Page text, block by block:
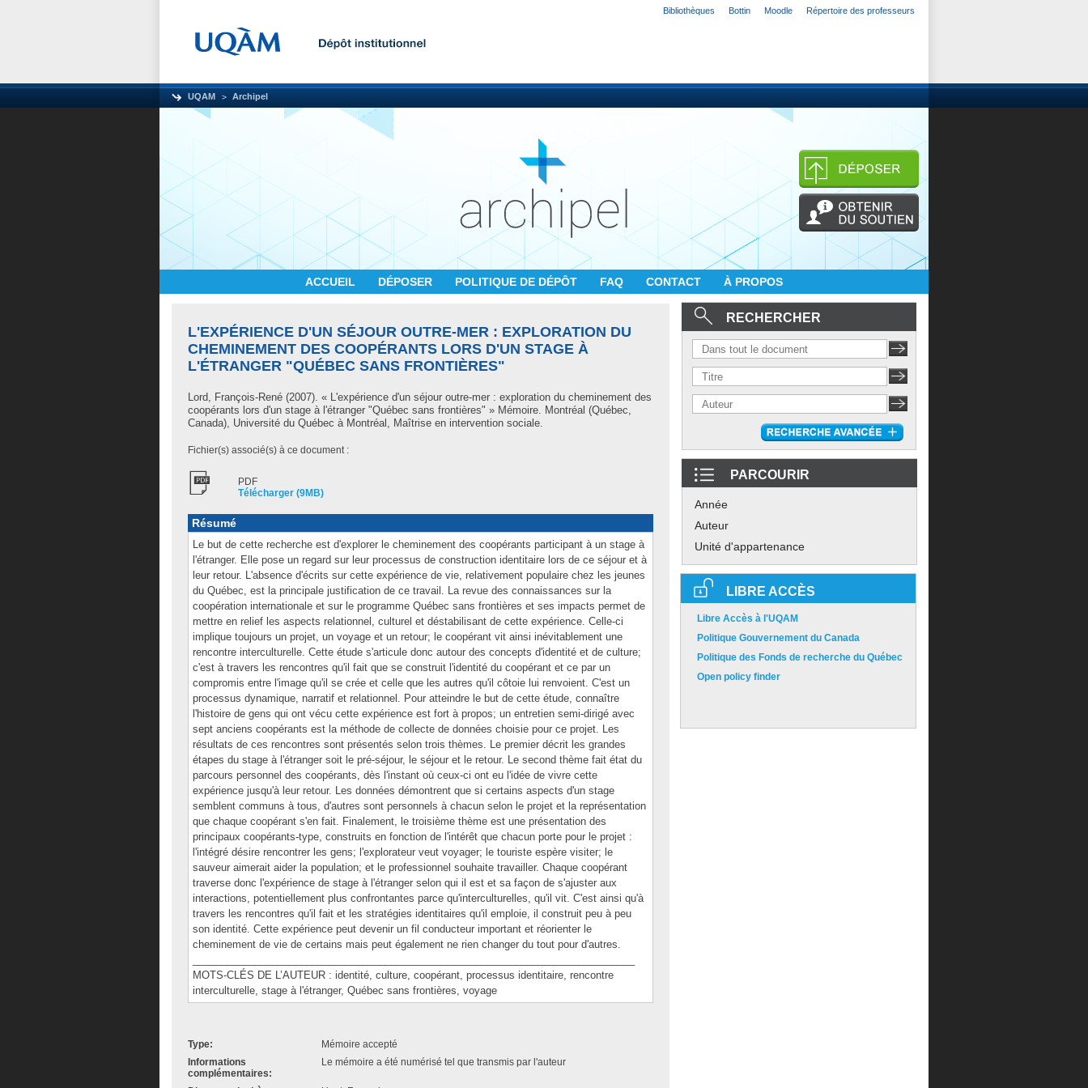
Bibliothèques Bottin Moodle Répertoire des professeurs
UQAM Archipel
ACCUEIL DÉPOSER POLITIQUE DE DÉPÔT FAQ CONTACT À PROPOS
L'EXPÉRIENCE D'UN SÉJOUR OUTRE-MER : EXPLORATION DU
CHEMINEMENT DES COOPÉRANTS LORS D'UN STAGE À
L'ÉTRANGER "QUÉBEC SANS FRONTIÈRES"
Lord, François-René (2007). « L'expérience d'un séjour outre-mer : exploration du cheminement des
coopérants lors d'un stage à l'étranger "Québec sans frontières" » Mémoire. Montréal (Québec,
Canada), Université du Québec à Montréal, Maîtrise en intervention sociale.
Fichier(s) associé(s) à ce document :
PDF
Télécharger (9MB)
Résumé
Le but de cette recherche est d'explorer le cheminement des coopérants participant à un stage à
l'étranger. Elle pose un regard sur leur processus de construction identitaire lors de ce séjour et à
leur retour. L'absence d'écrits sur cette expérience de vie, relativement populaire chez les jeunes
du Québec, est la principale justification de ce travail. La revue des connaissances sur la
coopération internationale et sur le programme Québec sans frontières et ses impacts permet de
mettre en relief les aspects relationnel, culturel et déstabilisant de cette expérience. Celle-ci
implique toujours un projet, un voyage et un retour; le coopérant vit ainsi inévitablement une
rencontre interculturelle. Cette étude s'articule donc autour des concepts d'identité et de culture;
c'est à travers les rencontres qu'il fait que se construit l'identité du coopérant et ce par un
compromis entre l'image qu'il se crée et celle que les autres qu'il côtoie lui renvoient. C'est un
processus dynamique, narratif et relationnel. Pour atteindre le but de cette étude, connaître
l'histoire de gens qui ont vécu cette expérience est fort à propos; un entretien semi-dirigé avec
sept anciens coopérants est la méthode de collecte de données choisie pour ce projet. Les
résultats de ces rencontres sont présentés selon trois thèmes. Le premier décrit les grandes
étapes du stage à l'étranger soit le pré-séjour, le séjour et le retour. Le second thème fait état du
parcours personnel des coopérants, dès l'instant où ceux-ci ont eu l'idée de vivre cette
expérience jusqu'à leur retour. Les données démontrent que si certains aspects d'un stage
semblent communs à tous, d'autres sont personnels à chacun selon le projet et la représentation
que chaque coopérant s'en fait. Finalement, le troisième thème est une présentation des
principaux coopérants-type, construits en fonction de l'intérêt que chacun porte pour le projet :
l'intégré désire rencontrer les gens; l'explorateur veut voyager; le touriste espère visiter; le
sauveur aimerait aider la population; et le professionnel souhaite travailler. Chaque coopérant
traverse donc l'expérience de stage à l'étranger selon qui il est et sa façon de s'ajuster aux
interactions, potentiellement plus confrontantes parce qu'interculturelles, qu'il vit. C'est ainsi qu'à
travers les rencontres qu'il fait et les stratégies identitaires qu'il emploie, il construit peu à peu
son identité. Cette expérience peut devenir un fil conducteur important et réorienter le
cheminement de vie de certains mais peut également ne rien changer du tout pour d'autres.
MOTS-CLÉS DE L’AUTEUR : identité, culture, coopérant, processus identitaire, rencontre
interculturelle, stage à l'étranger, Québec sans frontières, voyage
Type:
Mémoire accepté
Informations
complémentaires:
Le mémoire a été numérisé tel que transmis par l'auteur
RECHERCHER
PARCOURIR
Année
Auteur
Unité d'appartenance
LIBRE ACCÈS
Libre Accès à l'UQAM
Politique Gouvernement du Canada
Politique des Fonds de recherche du Québec
Open policy finder